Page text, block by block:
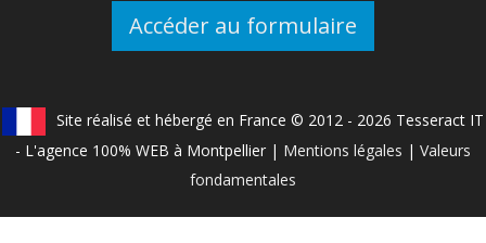
Accéder au formulaire
Site réalisé et hébergé en France © 2012 - 2026 Tesseract IT
- L'agence 100% WEB à Montpellier | Mentions légales | Valeurs
fondamentales